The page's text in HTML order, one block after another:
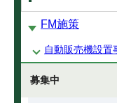
FM施策
自動販売機設置
募集中